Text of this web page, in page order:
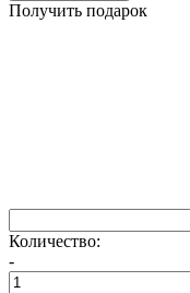
Получить подарок
Количество:
-